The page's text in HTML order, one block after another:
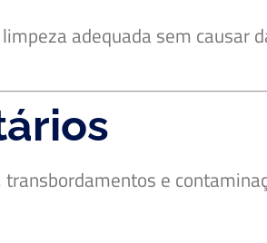
adequada sem causar
e